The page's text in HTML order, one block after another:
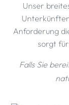
Unser
Anforderung
sorgt
Falls Sie